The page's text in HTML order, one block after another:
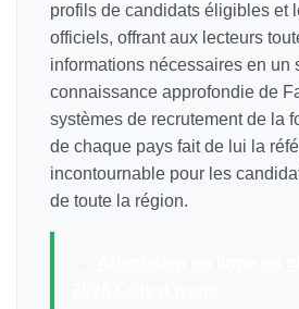
profils de candidats éligibles et
officiels, offrant aux lecteurs
informations nécessaires en un
connaissance approfondie de
systèmes de recrutement de la
de chaque pays fait de lui la
incontournable pour les
de toute la région.